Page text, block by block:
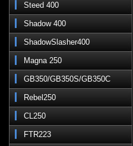
Steed 400
Shadow 400
ShadowSlasher400
Magna 250
GB350/GB350S/GB350C
Rebel250
CL250
FTR223